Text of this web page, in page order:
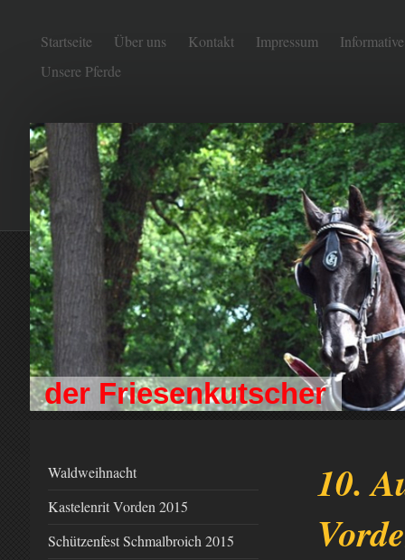
Startseite Über uns Kontakt Impressum
Unsere Pferde
der Friesenkutscher
10.
Waldweihnacht
Kastelenrit Vorden 2015
Schützenfest Schmalbroich 2015